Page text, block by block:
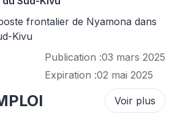
frontalier de Nyamona dans
Kivu
Publication :03 mars 2025
Expiration :02 mai 2025
Voir plus